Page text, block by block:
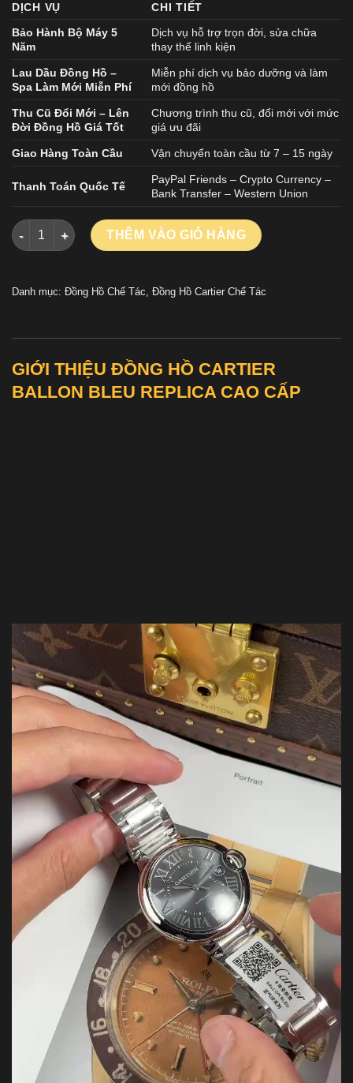
DỊCH VỤ
CHI TIẾT
Bảo Hành Bộ Máy 5
Năm
Dịch vụ hỗ trợ trọn đời, sửa chữa
thay thế linh kiện
Lau Dầu Đồng Hồ –
Spa Làm Mới Miễn Phí
Miễn phí dịch vụ bảo dưỡng và làm
mới đồng hồ
Thu Cũ Đổi Mới – Lên
Đời Đồng Hồ Giá Tốt
Chương trình thu cũ, đổi mới với mức
giá ưu đãi
Giao Hàng Toàn Cầu Vận chuyển toàn cầu từ 7 – 15 ngày
Thanh Toán Quốc Tế
PayPal Friends – Crypto Currency –
Bank Transfer – Western Union
ĐỒNG HỒ CARTIER BALLON BLEU REPLICA CAO CẤP MẶT
THÊM VÀO GIỎ HÀNG
Danh mục: Đồng Hồ Chế Tác, Đồng Hồ Cartier Chế Tác
GIỚI THIỆU ĐỒNG HỒ CARTIER
BALLON BLEU REPLICA CAO CẤP